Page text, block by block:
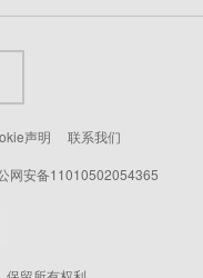
声明
联系我们
网安备11010502054365